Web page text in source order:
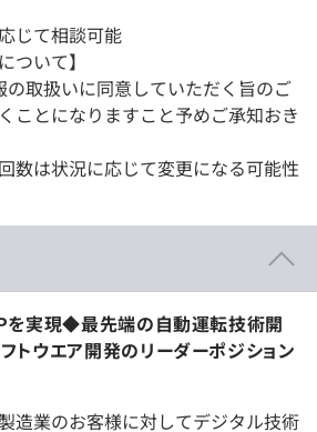
じて相談可能
ついて】
取扱いに同意していただく旨のご
ことになりますこと予めご承知おき
数は状況に応じて変更になる可能性
実現◆最先端の自動運転技術開
トウエア開発のリーダーポジション
造業のお客様に対してデジタル技術